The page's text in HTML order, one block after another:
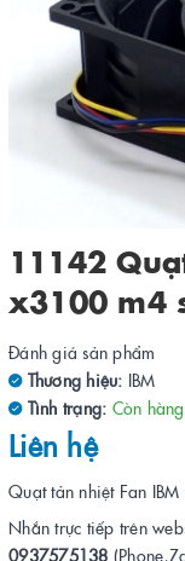
11142
x3100 m4
Đánh giá sản phẩm
Thương hiệu: IBM
Tình trạng: Còn hàng
Liên hệ
Quạt tản nhiệt Fan
Nhắn trực tiếp trên
0937575138